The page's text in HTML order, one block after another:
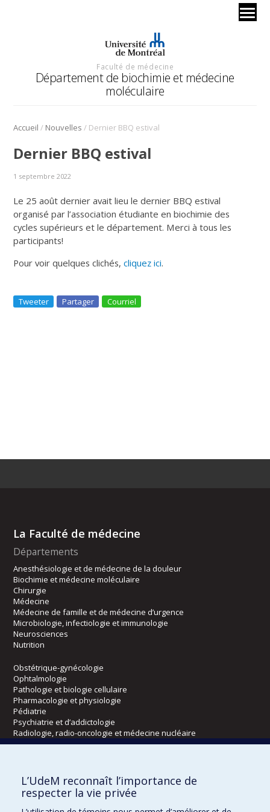
Faculté de médecine
Département de biochimie et médecine
moléculaire
Accueil / Nouvelles / Dernier BBQ estival
Dernier BBQ estival
1 septembre 2022
Le 25 août dernier avait lieu le dernier BBQ estival
organisé par l’association étudiante en biochimie des
cycles supérieurs et le département. Merci à tous les
participants!
Pour voir quelques clichés,cliquez ici.
Tweeter Partager Courriel
La Faculté de médecine
Départements
Anesthésiologie et de médecine de la douleur
Biochimie et médecine moléculaire
Chirurgie
Médecine
Médecine de famille et de médecine d’urgence
Microbiologie, infectiologie et immunologie
Neurosciences
Nutrition
Obstétrique-gynécologie
Ophtalmologie
Pathologie et biologie cellulaire
Pharmacologie et physiologie
Pédiatrie
Psychiatrie et d’addictologie
Radiologie, radio-oncologie et médecine nucléaire
Écoles
Kinésiologie et des sciences de l’activité physique
Orthophonie et audiologie
L’UdeM reconnaît l’importance de
respecter la vie privée